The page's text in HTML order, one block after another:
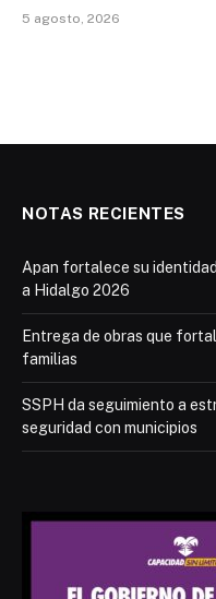
5 agosto, 2026
NOTAS RECIENTES
Apan fortalece su
a Hidalgo 2026
Entrega de obras que
familias
SSPH da seguimiento a
seguridad con municipios